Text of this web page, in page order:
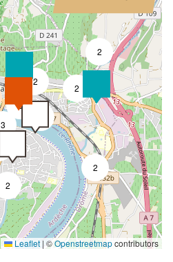
2
2
2
2
2
8
3
Leaflet | ©Openstreetmapcontributors